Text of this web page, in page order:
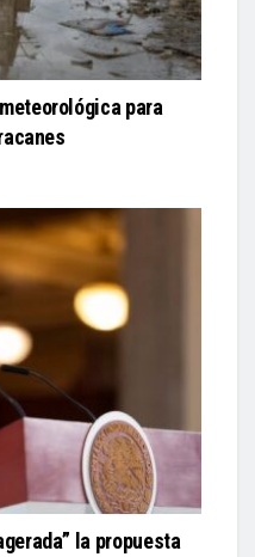
para
la propuesta